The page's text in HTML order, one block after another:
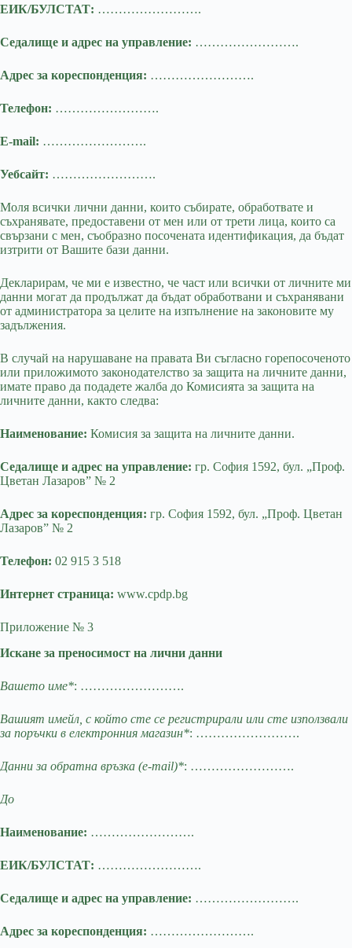
ЕИК/БУЛСТАТ: …………………….
Седалище и адрес на управление: …………………….
Адрес за кореспонденция: …………………….
Телефон: …………………….
E-mail: …………………….
Уебсайт: …………………….
Моля всички лични данни, които събирате, обработвате и
съхранявате, предоставени от мен или от трети лица, които са
свързани с мен, съобразно посочената идентификация, да бъдат
изтрити от Вашите бази данни.
Декларирам, че ми е известно, че част или всички от личните ми
данни могат да продължат да бъдат обработвани и съхранявани
от администратора за целите на изпълнение на законовите му
задължения.
В случай на нарушаване на правата Ви съгласно горепосоченото
или приложимото законодателство за защита на личните данни,
имате право да подадете жалба до Комисията за защита на
личните данни, както следва:
Наименование: Комисия за защита на личните данни.
Седалище и адрес на управление: гр. София 1592, бул. „Проф.
Цветан Лазаров” № 2
Адрес за кореспонденция: гр. София 1592, бул. „Проф. Цветан
Лазаров” № 2
Телефон: 02 915 3 518
Интернет страница: www.cpdp.bg
Приложение № 3
Искане за преносимост на лични данни
Вашето име*: …………………….
Вашият имейл, с който сте се регистрирали или сте използвали
за поръчки в електронния магазин*: …………………….
Данни за обратна връзка (e-mail)*: …………………….
До
Наименование: …………………….
ЕИК/БУЛСТАТ: …………………….
Седалище и адрес на управление: …………………….
Адрес за кореспонденция: …………………….